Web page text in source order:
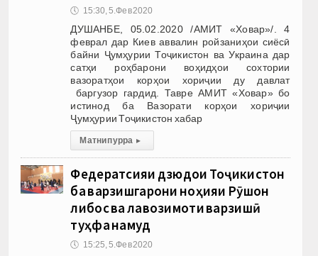
🕔 15:30, 5.Фев 2020
ДУШАНБЕ, 05.02.2020 /АМИТ «Ховар»/. 4
феврал дар Киев аввалин ройзаниҳои сиёсӣ
байни Ҷумҳурии Тоҷикистон ва Украина дар
сатҳи роҳбарони воҳидҳои сохтории
вазоратҳои корҳои хориҷии ду давлат
баргузор гардид. Тавре АМИТ «Ховар» бо
истинод ба Вазорати корҳои хориҷии
Ҷумҳурии Тоҷикистон хабар
Матни пурра ▸
Федератсияи дзюдои Тоҷикистон
ба варзишгарони ноҳияи Рӯшон
либос ва лавозимоти варзишӣ
туҳфа намуд
🕔 15:25, 5.Фев 2020